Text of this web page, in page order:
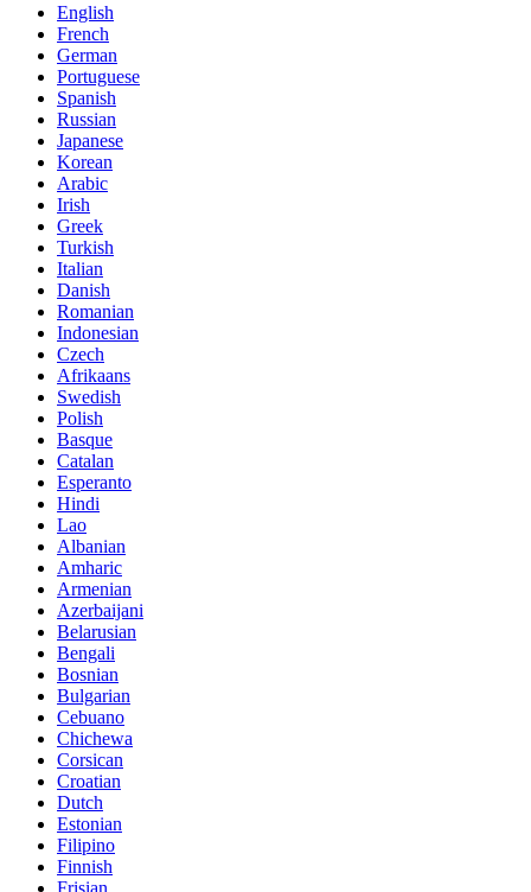
English
French
German
Portuguese
Spanish
Russian
Japanese
Korean
Arabic
Irish
Greek
Turkish
Italian
Danish
Romanian
Indonesian
Czech
Afrikaans
Swedish
Polish
Basque
Catalan
Esperanto
Hindi
Lao
Albanian
Amharic
Armenian
Azerbaijani
Belarusian
Bengali
Bosnian
Bulgarian
Cebuano
Chichewa
Corsican
Croatian
Dutch
Estonian
Filipino
Finnish
Frisian